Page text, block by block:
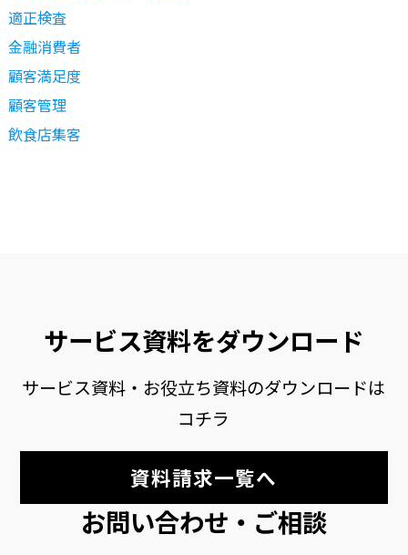
適正検査
金融消費者
顧客満足度
顧客管理
飲食店集客
サービス資料をダウンロード
サービス資料・お役立ち資料のダウンロードは
コチラ
資料請求一覧へ
お問い合わせ・ご相談